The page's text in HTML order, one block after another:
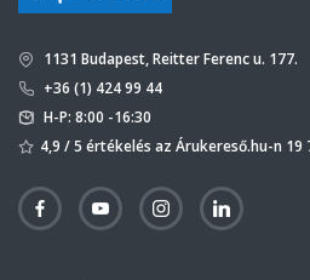
1131 Budapest, Reitter Ferenc u. 177.
+36 (1) 424 99 44
H-P: 8:00 -16:30
4,9 / 5 értékelés az Árukereső.hu-n 19